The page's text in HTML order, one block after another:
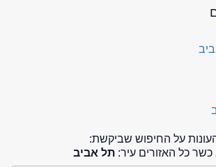
על החיפוש שביקשת:
כל האזורים עיר: תל אביב